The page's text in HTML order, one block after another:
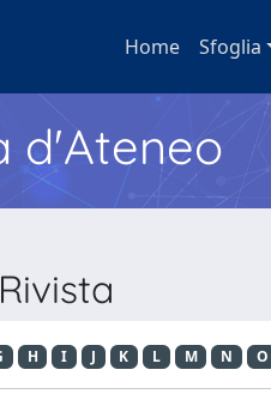
Home Sfoglia
d'Ateneo
H I J K L M N O